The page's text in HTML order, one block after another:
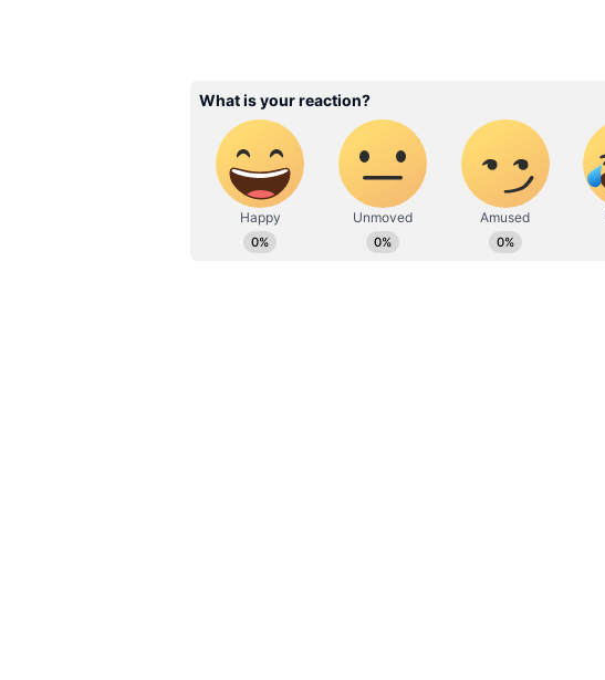
பங்கேற்பு என எதிர்பார்க்கப்படுகிறது.
Related Articles
Siragadikka Aasai : சத்யா -